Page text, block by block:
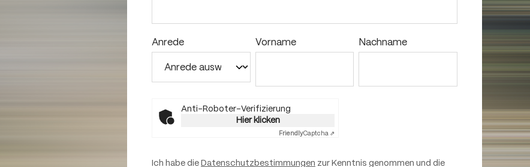
Anrede Vorname Nachname
Anti-Roboter-Verifizierung
Hier klicken
FriendlyCaptcha ⇗
Ich habe die Datenschutzbestimmungen zur Kenntnis genommen und die